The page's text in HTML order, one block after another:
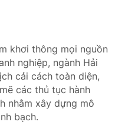
khơi thông mọi nguồn
nghiệp, ngành Hải
cải cách toàn diện,
các thủ tục hành
nhằm xây dựng mô
bạch.